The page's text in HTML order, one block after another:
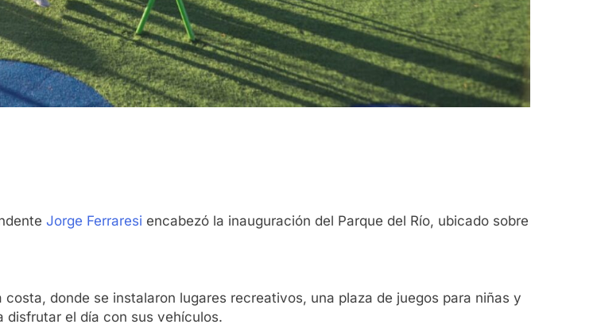
Jorge Ferraresi encabezó la inauguración del Parque del Río, ubicado sobre
donde se instalaron lugares recreativos, una plaza de juegos para niñas y
disfrutar el día con sus vehículos.